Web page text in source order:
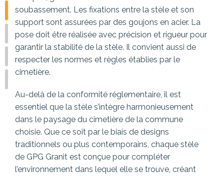
soubassement. Les fixations entre la stèle et son
support sont assurées par des goujons en acier. La
pose doit être réalisée avec précision et rigueur pour
garantir la stabilité de la stèle. Il convient aussi de
respecter les normes et règles établies par le
cimetière.
Au-delà de la conformité réglementaire, il est
essentiel que la stèle s’intègre harmonieusement
dans le paysage du cimetière de la commune
choisie. Que ce soit par le biais de designs
traditionnels ou plus contemporains, chaque stèle
de GPG Granit est conçue pour compléter
l’environnement dans lequel elle se trouve, créant